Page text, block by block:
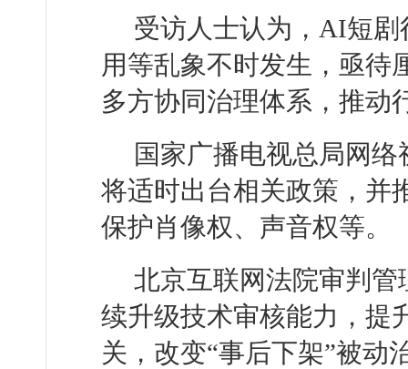
受访人士认为，AI短
用等乱象不时发生，亟待
多方协同治理体系，推动
国家广播电视总局网
将适时出台相关政策，并
保护肖像权、声音权等。
北京互联网法院审判
续升级技术审核能力，提
关，改变“事后下架”被动